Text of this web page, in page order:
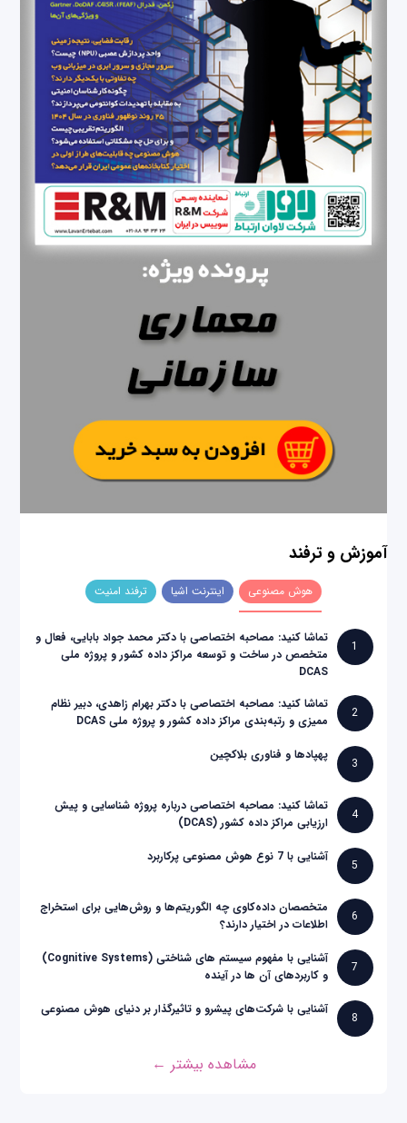
آموزش و ترفند
هوش مصنوعی اینترنت اشیا ترفند امنیت
1
تماشا کنید: مصاحبه اختصاصی با دکتر محمد جواد بابایی، فعال و
متخصص در ساخت و توسعه مراکز داده کشور و پروژه ملی
DCAS
2
تماشا کنید: مصاحبه اختصاصی با دکتر بهرام زاهدی، دبیر نظام
ممیزی و رتبه‌بندی مراکز داده کشور و پروژه ملی DCAS
3
پهپادها و فناوری بلاکچین
4
تماشا کنید: مصاحبه اختصاصی درباره پروژه شناسایی و پیش
ارزیابی مراکز داده کشور (DCAS)
5
آشنایی با 7 نوع هوش مصنوعی پرکاربرد
6
متخصصان داده‌کاوی چه الگوریتم‌ها و روش‌هایی برای استخراج
اطلاعات در اختیار دارند؟
7
آشنایی با مفهوم سیستم های شناختی (Cognitive Systems)
و کاربردهای آن ها در آینده
8
آشنایی با شرکت‌های پیشرو و تاثیرگذار بر دنیای هوش مصنوعی
مشاهده بیشتر ←